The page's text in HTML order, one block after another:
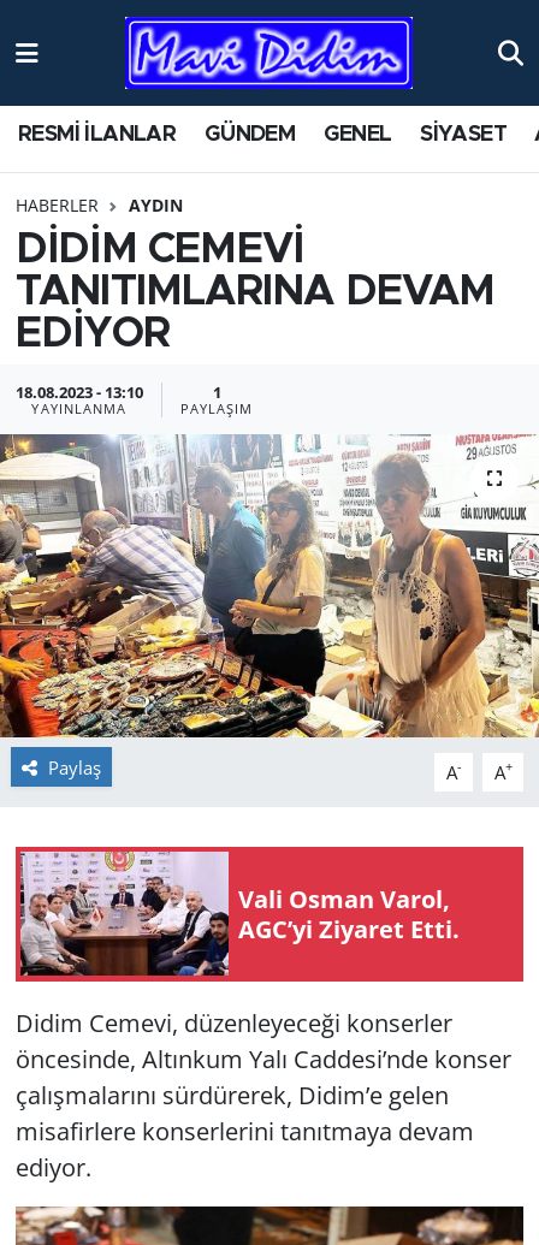
RESMİ İLANLAR GÜNDEM GENEL SİYASET
HABERLER AYDIN
DİDİM CEMEVİ
TANITIMLARINA DEVAM
EDİYOR
18.08.2023 - 13:10
YAYINLANMA
1
PAYLAŞIM
Paylaş A- A+
Vali Osman Varol,
AGC’yi Ziyaret Etti.
Didim Cemevi, düzenleyeceği konserler
öncesinde, Altınkum Yalı Caddesi’nde konser
çalışmalarını sürdürerek, Didim’e gelen
misafirlere konserlerini tanıtmaya devam
ediyor.
ANTİK YERLER
AYDIN
BİLİM VE TEKNOLOJİ
ÇEVRE
EĞİTİM
EKONOMİ
GENEL
GÜNDEM
HABERDE İNSAN
KÜLTÜR SANAT
MAGAZİN
RESMİ İLANLAR
SAĞLIK
SİYASET
SPOR
Yerel
Nöbetçi Eczaneler
Namaz Vakitleri
Trafik Durumu
Süper Lig Puan Durumu ve Fikstür
Tüm Manşetler
Son Dakika Haberleri
Haber Arşivi